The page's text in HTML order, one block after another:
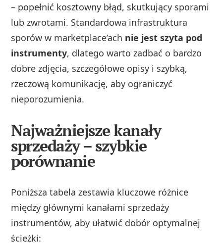
– popełnić kosztowny błąd, skutkujący sporami
lub zwrotami. Standardowa infrastruktura
sporów w marketplace’ach nie jest szyta pod
instrumenty, dlatego warto zadbać o bardzo
dobre zdjęcia, szczegółowe opisy i szybką,
rzeczową komunikację, aby ograniczyć
nieporozumienia.
Najważniejsze kanały
sprzedaży – szybkie
porównanie
Poniższa tabela zestawia kluczowe różnice
między głównymi kanałami sprzedaży
instrumentów, aby ułatwić dobór optymalnej
ścieżki: